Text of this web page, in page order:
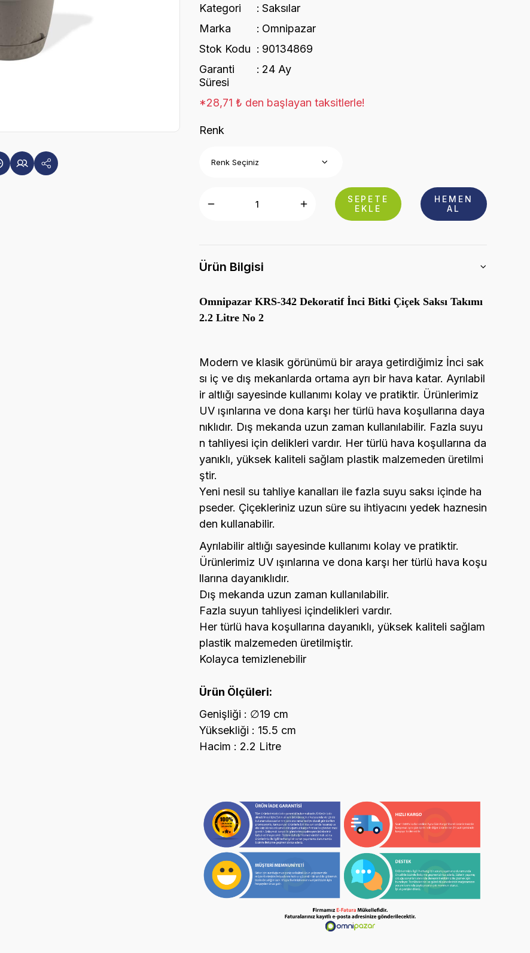
Kategori
Saksılar
Marka
Omnipazar
Stok Kodu
90134869
Garanti
Süresi
24 Ay
*28,71 ₺ den başlayan taksitlerle!
Renk
SEPETE
EKLE
HEMEN
AL
Ürün Bilgisi
Omnipazar KRS-342 Dekoratif İnci Bitki Çiçek Saksı Takımı
2.2 Litre No 2
Modern ve klasik görünümü bir araya getirdiğimiz İnci sak
sı iç ve dış mekanlarda ortama ayrı bir hava katar. Ayrılabil
ir altlığı sayesinde kullanımı kolay ve pratiktir. Ürünlerimiz
UV ışınlarına ve dona karşı her türlü hava koşullarına daya
nıklıdır. Dış mekanda uzun zaman kullanılabilir. Fazla suyu
n tahliyesi için delikleri vardır. Her türlü hava koşullarına da
yanıklı, yüksek kaliteli sağlam plastik malzemeden üretilmi
ştir.
Yeni nesil su tahliye kanalları ile fazla suyu saksı içinde ha
pseder. Çiçekleriniz uzun süre su ihtiyacını yedek haznesin
den kullanabilir.
Ayrılabilir altlığı sayesinde kullanımı kolay ve pratiktir.
Ürünlerimiz UV ışınlarına ve dona karşı her türlü hava koşu
llarına dayanıklıdır.
Dış mekanda uzun zaman kullanılabilir.
Fazla suyun tahliyesi içindelikleri vardır.
Her türlü hava koşullarına dayanıklı, yüksek kaliteli sağlam
plastik malzemeden üretilmiştir.
Kolayca temizlenebilir
Ürün Ölçüleri:
Genişliği : ∅19 cm
Yüksekliği : 15.5 cm
Hacim : 2.2 Litre